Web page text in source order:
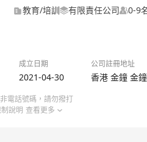
教育/培訓
有限責任公司 0-9
成立日期 公司註冊地址
2021-04-30 香港 金鐘 金
電話號碼，請勿撥打
說明 查看更多